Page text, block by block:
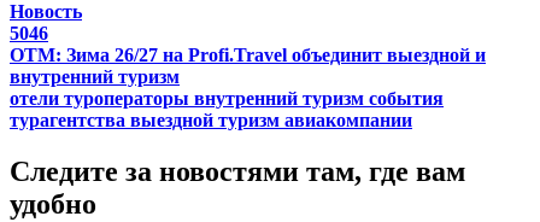
Новость
5046
ОТМ: Зима 26/27 на Profi.Travel объединит выездной и
внутренний туризм
отели туроператоры внутренний туризм события
турагентства выездной туризм авиакомпании
Следите за новостями там, где вам
удобно